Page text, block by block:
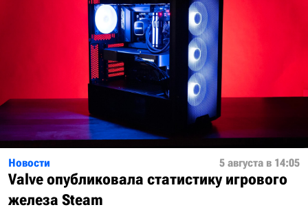
Новости 5 августа в 14:05
Valve опубликовала статистику игрового
железа Steam